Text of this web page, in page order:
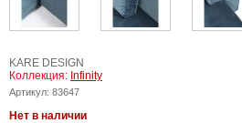
KARE DESIGN
Коллекция: Infinity
Артикул: 83647
Нет в наличии